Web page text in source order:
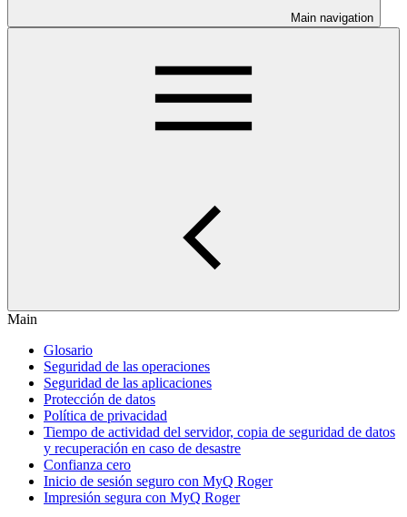
Main navigation
Main
Glosario
Seguridad de las operaciones
Seguridad de las aplicaciones
Protección de datos
Política de privacidad
Tiempo de actividad del servidor, copia de seguridad de datos
y recuperación en caso de desastre
Confianza cero
Inicio de sesión seguro con MyQ Roger
Impresión segura con MyQ Roger